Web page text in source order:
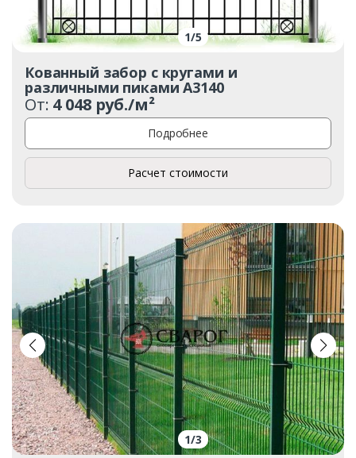
1/5
Кованный забор с кругами и
различными пиками А3140
От: 4 048 руб./м²
Подробнее
Расчет стоимости
1/3